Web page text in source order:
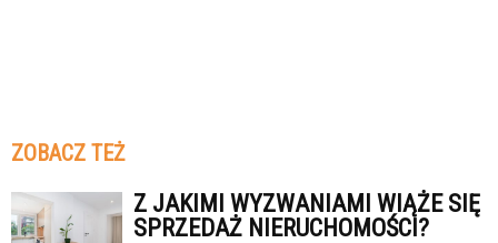
ZOBACZ TEŻ
Z JAKIMI WYZWANIAMI WIĄŻE SIĘ
SPRZEDAŻ NIERUCHOMOŚCI?